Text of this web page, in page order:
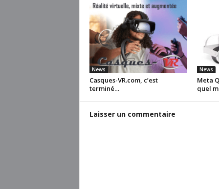
News
Casques-VR.com, c’est
terminé…
News
Meta
quel
Laisser un commentaire